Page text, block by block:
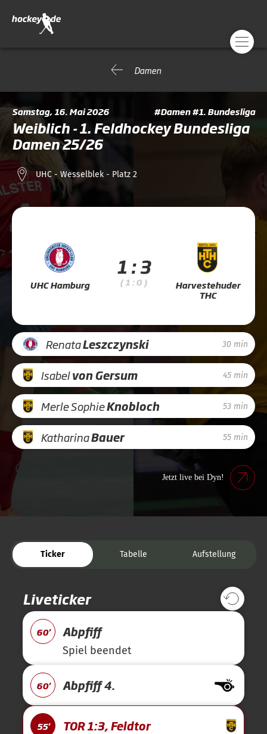
Damen
Samstag, 16. Mai 2026 #Damen #1. Bundesliga
Weiblich - 1. Feldhockey Bundesliga
Damen 25/26
UHC - Wesselblek - Platz 2
UHC Hamburg
1 : 3
( 1 : 0 )
Harvestehuder
THC
RenataLeszczynski 30 min
Isabelvon Gersum 45 min
Merle SophieKnobloch 53 min
KatharinaBauer 55 min
Jetzt live bei Dyn!
Ticker Tabelle Aufstellung
Liveticker
60' Abpfiff
Spiel beendet
60' Abpfiff 4.
55' TOR 1:3, Feldtor